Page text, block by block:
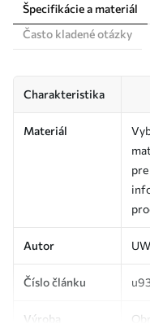
Špecifikácie a materiál
Často kladené otázky
Charakteristika
Materiál
Autor
Číslo článku
Výroba